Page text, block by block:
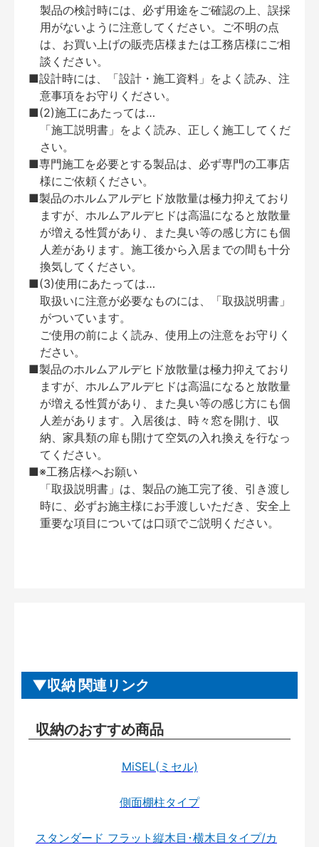
製品の検討時には、必ず用途をご確認の上、誤採
用がないように注意してください。ご不明の点
は、お買い上げの販売店様または工務店様にご相
談ください。
■設計時には、「設計・施工資料」をよく読み、注
意事項をお守りください。
■(2)施工にあたっては…
「施工説明書」をよく読み、正しく施工してくだ
さい。
■専門施工を必要とする製品は、必ず専門の工事店
様にご依頼ください。
■製品のホルムアルデヒド放散量は極力抑えており
ますが、ホルムアルデヒドは高温になると放散量
が増える性質があり、また臭い等の感じ方にも個
人差があります。施工後から入居までの間も十分
換気してください。
■(3)使用にあたっては…
取扱いに注意が必要なものには、「取扱説明書」
がついています。
ご使用の前によく読み、使用上の注意をお守りく
ださい。
■製品のホルムアルデヒド放散量は極力抑えており
ますが、ホルムアルデヒドは高温になると放散量
が増える性質があり、また臭い等の感じ方にも個
人差があります。入居後は、時々窓を開け、収
納、家具類の扉も開けて空気の入れ換えを行なっ
てください。
■※工務店様へお願い
「取扱説明書」は、製品の施工完了後、引き渡し
時に、必ずお施主様にお手渡しいただき、安全上
重要な項目については口頭でご説明ください。
収納 関連リンク
収納のおすすめ商品
MiSEL(ミセル)
側面棚柱タイプ
スタンダード フラット縦木目･横木目タイプ/カ